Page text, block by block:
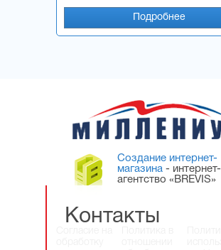
Подробнее
Контакты
Создание интернет-
магазина - интернет-
агентство «BREVIS»